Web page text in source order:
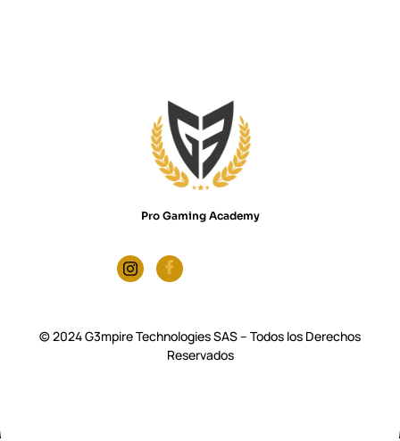
Pro Gaming Academy
© 2024 G3mpire Technologies SAS – Todos los Derechos
Reservados